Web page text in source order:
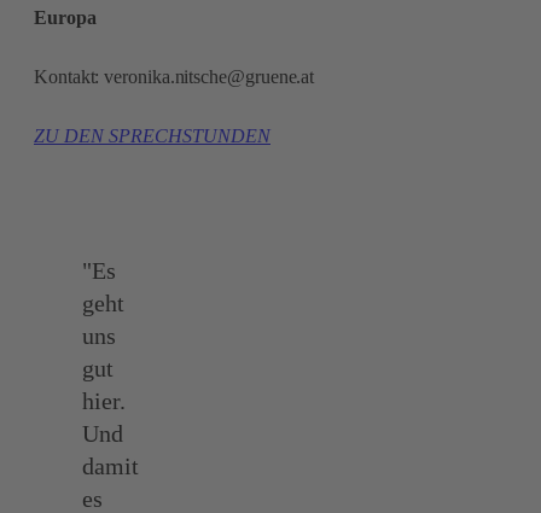
Europa
Kontakt:veronika.nitsche@gruene.at
ZU DEN SPRECHSTUNDEN
"Es
geht
uns
gut
hier.
Und
damit
es